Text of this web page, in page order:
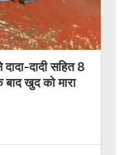
दादी सहित 8
खुद को मारा